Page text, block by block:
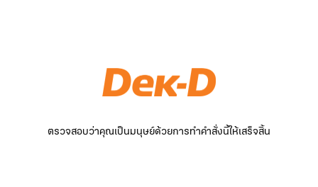
ตรวจสอบว่าคุณเป็นมนุษย์ด้วยการทำคำสั่งนี้ให้เสร็จสิ้น